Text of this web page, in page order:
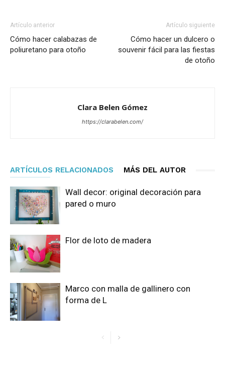
Artículo anterior
Cómo hacer calabazas de
poliuretano para otoño
Artículo siguiente
Cómo hacer un dulcero o
souvenir fácil para las fiestas
de otoño
Clara Belen Gómez
https://clarabelen.com/
ARTÍCULOS RELACIONADOS MÁS DEL AUTOR
Wall decor: original decoración para
pared o muro
Flor de loto de madera
Marco con malla de gallinero con
forma de L